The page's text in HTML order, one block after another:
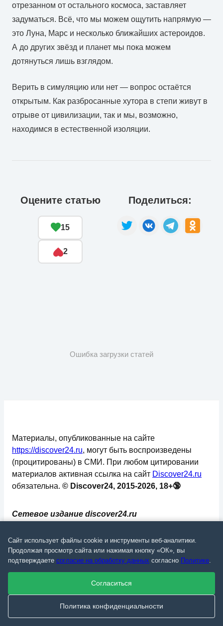
отрезанном от остального космоса, заставляет
задуматься. Всё, что мы можем ощутить напрямую —
это Луна, Марс и несколько ближайших астероидов.
А до других звёзд и планет мы пока можем
дотянуться лишь взглядом.
Верить в симуляцию или нет — вопрос остаётся
открытым. Как разбросанные хутора в степи живут в
отрыве от цивилизации, так и мы, возможно,
находимся в естественной изоляции.
Оцените статью
15
2
Поделиться:
Ошибка загрузки статей
✅ 📄 💬 🔐 📝 ⚙️
Сетевое издание discover24.ru
надзору в сфере связи, информационных
технологий и массовых коммуникаций
(Роскомнадзор). Регистрационный номер: ЭЛ №
ФС 77 - 73793.
Материалы, опубликованные на сайте
https://discover24.ru, могут быть воспроизведены
(процитированы) в СМИ. При любом цитировании
материалов активная ссылка на сайт Discover24.ru
обязательна. © Discover24, 2015-2026, 18+🔞
Сайт использует файлы cookie и инструменты веб-аналитики.
Продолжая просмотр сайта или нажимая кнопку «ОК», вы
подтверждаете согласие на обработку данных согласно Политике.
Согласиться
Политика конфиденциальности